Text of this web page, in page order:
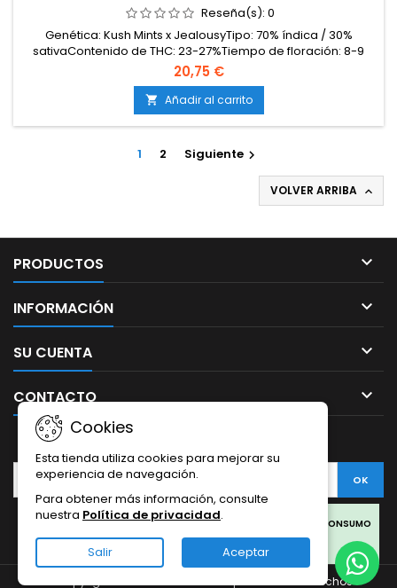
Reseña(s): 0
Genética: Kush Mints x JealousyTipo: 70% índica / 30%
sativaContenido de THC: 23-27%Tiempo de floración: 8-9
semanas en interiorProducción en interior: 500-600
g/m²Producción en exterior: 700-950 g/planta (lista a
principios-mediados de octubre)Altura: 110-150 cm en
interior; hasta 220 cm en exteriorAromas y sabores: Dulces
y...
20,75 €
 Añadir al carrito
1 2 Siguiente 
VOLVER ARRIBA 
PRODUCTOS 
INFORMACIÓN 
SU CUENTA 
CONTACTO 
Cookies
Esta tienda utiliza cookies para mejorar su
experiencia de navegación.
Para obtener más información, consulte
nuestra Política de privacidad.
Salir Aceptar
Facebook
Twitter
Rss LinkedIn
LOS PRODUCTOS SON SOLO PARA COLECCIONISMO Y NO PARA CONSUMO
LOS PRODUCTOS DE CBD OFERTADOS EN ESTA WEB PROVIENEN DEL
© Copyright 2026 Sativa Grow Shop. Todos los derechos